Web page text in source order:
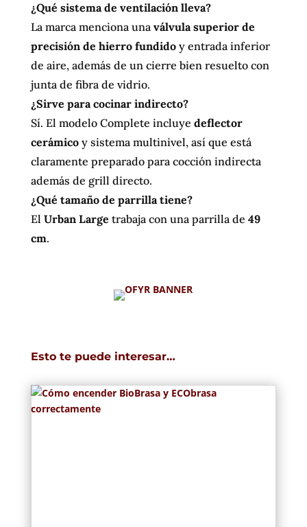
¿Qué sistema de ventilación lleva?
La marca menciona una válvula superior de
precisión de hierro fundidoy entrada inferior
de aire, además de un cierre bien resuelto con
junta de fibra de vidrio.
¿Sirve para cocinar indirecto?
Sí. El modelo Complete incluye deflector
cerámicoy sistema multinivel, así que está
claramente preparado para cocción indirecta
además de grill directo.
¿Qué tamaño de parrilla tiene?
El Urban Large trabaja con una parrilla de 49
cm.
Esto te puede interesar…